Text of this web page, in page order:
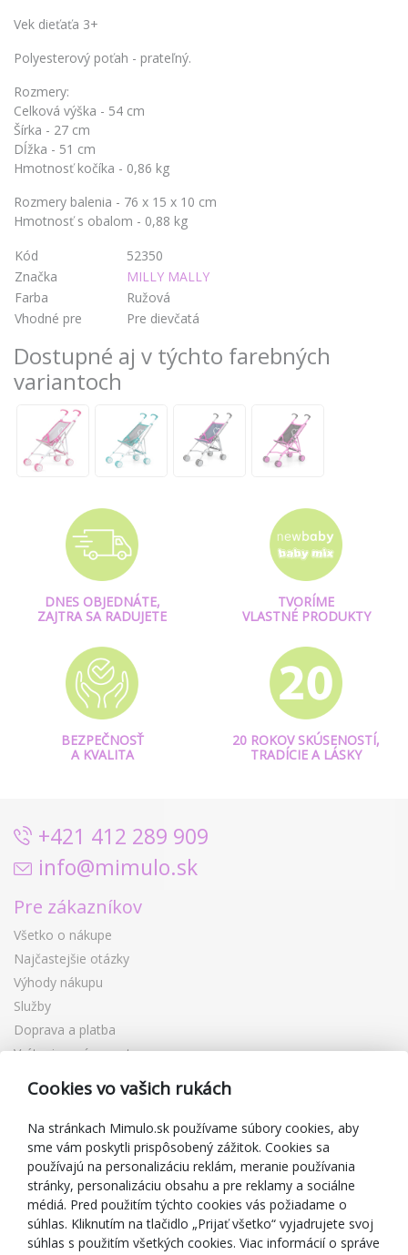
Vek dieťaťa 3+
Polyesterový poťah - prateľný.
Rozmery:
Celková výška - 54 cm
Šírka - 27 cm
Dĺžka - 51 cm
Hmotnosť kočíka - 0,86 kg
Rozmery balenia - 76 x 15 x 10 cm
Hmotnosť s obalom - 0,88 kg
Kód
52350
Značka
MILLY MALLY
Farba
Ružová
Vhodné pre
Pre dievčatá
Dostupné aj v týchto farebných
variantoch
DNES OBJEDNÁTE,
ZAJTRA SA RADUJETE
TVORÍME
VLASTNÉ PRODUKTY
BEZPEČNOSŤ
A KVALITA
20 ROKOV SKÚSENOSTÍ,
TRADÍCIE A LÁSKY
+421 412 289 909
info@mimulo.sk
Pre zákazníkov
Všetko o nákupe
Najčastejšie otázky
Výhody nákupu
Služby
Doprava a platba
Vrátenie a výmena tovaru
Reklamácia
Darčekové poukážky
Zľavové kupóny
Blog
O predajcovi
Mimulo.sk
Obchodné podmienky
Cookies vo vašich rukách
Na stránkach Mimulo.sk používame súbory cookies, aby
sme vám poskytli prispôsobený zážitok. Cookies sa
používajú na personalizáciu reklám, meranie používania
stránky, personalizáciu obsahu a pre reklamy a sociálne
médiá. Pred použitím týchto cookies vás požiadame o
súhlas. Kliknutím na tlačidlo „Prijať všetko“ vyjadrujete svoj
súhlas s použitím všetkých cookies. Viac informácií o správe